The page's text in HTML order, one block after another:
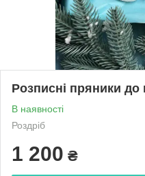
Розписні пряники до
В наявності
Роздріб
1 200 ₴